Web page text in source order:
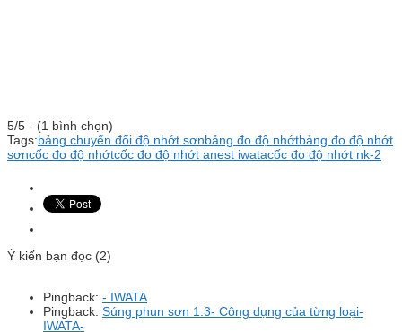
5/5 - (1 bình chọn)
Tags:bảng chuyển đổi độ nhớt sơnbảng đo độ nhớtbảng đo độ nhớt
sơncốc đo độ nhớtcốc đo độ nhớt anest iwatacốc đo độ nhớt nk-2
Ý kiến bạn đọc (2)
Pingback: - IWATA
Pingback: Súng phun sơn 1.3- Công dụng của từng loại-
IWATA-